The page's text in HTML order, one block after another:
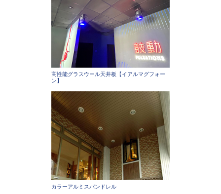
高性能グラスウール天井板【イアルマグフォー
ン】
カラーアルミスパンドレル